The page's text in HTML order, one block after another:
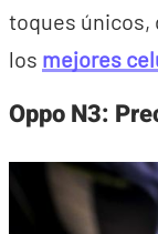
toques únicos,
los mejores
Oppo N3: